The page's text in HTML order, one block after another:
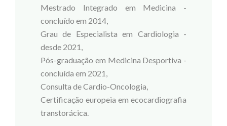
Mestrado Integrado em Medicina -
concluído em 2014,
Grau de Especialista em Cardiologia -
desde 2021,
Pós-graduação em Medicina Desportiva -
concluída em 2021,
Consulta de Cardio-Oncologia,
Certificação europeia em ecocardiografia
transtorácica.